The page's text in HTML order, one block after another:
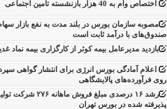
اختصاص وام به 40 هزار بازنشسته تامین اجتماعی
مصوبه سازمان بورس در بلند مدت به نفع بازار
صندوق‌های با درآمد ثابت است
بازدید مدیرعامل بیمه کوثر از کارگزاری بیمه نماد
اعلام آمادگی بورس انرژی برای انتشار گواهی
روی فرآورده‌های پالایشگاهی ‌
رشد ۱۶ درصدی مبلغ فروش ماهانه ۲۷۶
پذیرفته شده در بورس تهران